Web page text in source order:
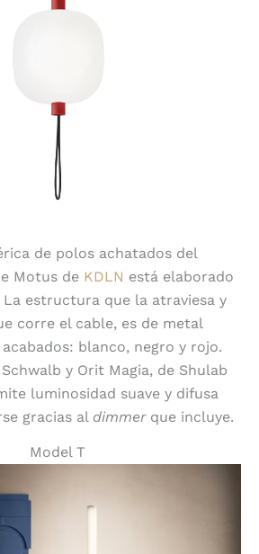
de polos achatados del
Motus de KDLN está elaborado
estructura que la atraviesa y
corre el cable, es de metal
blanco, negro y rojo.
y Orit Magia, de Shulab
luminosidad suave y difusa
gracias al dimmerque incluye.
Model T